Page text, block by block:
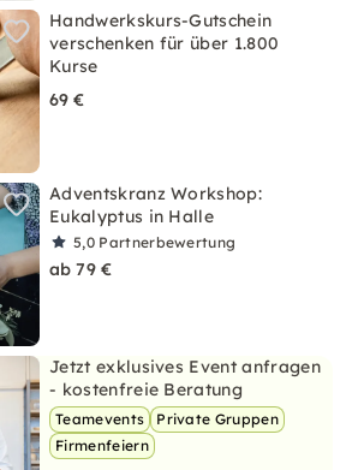
Handwerkskurs-Gutschein
verschenken für über 1.800
Kurse
69 €
Adventskranz Workshop:
Eukalyptus in Halle
5,0 Partnerbewertung
ab 79 €
Jetzt exklusives Event anfragen
- kostenfreie Beratung
Teamevents
Private Gruppen
Firmenfeiern